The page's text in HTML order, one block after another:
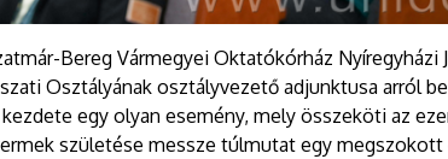
Bereg Vármegyei Oktatókórház Nyíregyházi
Osztályának osztályvezető adjunktusa arról
egy olyan esemény, mely összeköti az
születése messze túlmutat egy